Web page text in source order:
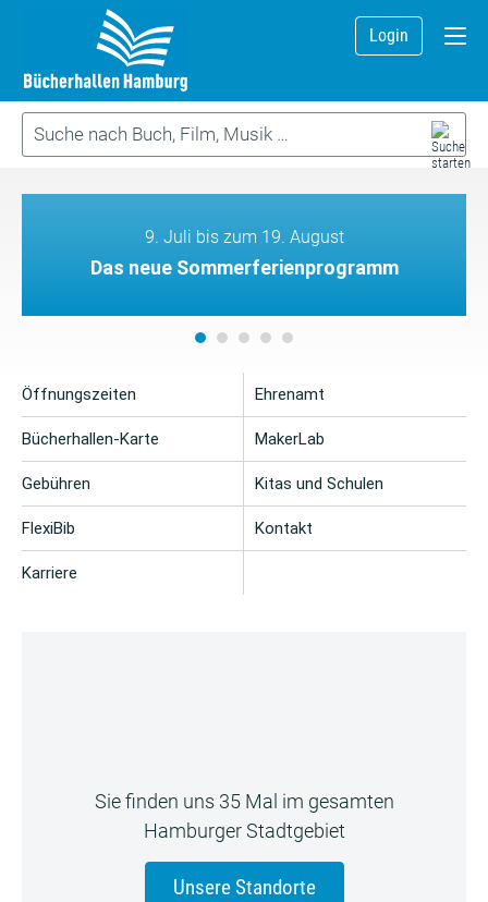
Login
9. Juli bis zum 19. August
Das neue Sommerferienprogramm
Öffnungszeiten
Bücherhallen-Karte
Gebühren
FlexiBib
Karriere
Ehrenamt
MakerLab
Kitas und Schulen
Kontakt
Sie finden uns 35 Mal im gesamten
Hamburger Stadtgebiet
Unsere Standorte